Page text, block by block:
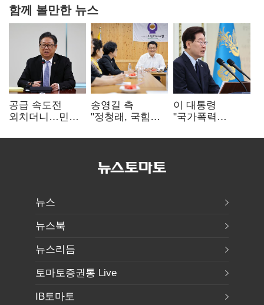
함께 볼만한 뉴스
공급 속도전
외치더니…민주,
리모델링'까지
송영길 측
"정청래, 국힘
민주당 대표로
이 대통령
"국가폭력
적극적 조사로
뉴스
뉴스북
뉴스리듬
토마토증권통 Live
IB토마토